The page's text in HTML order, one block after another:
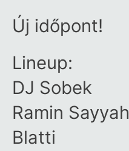
Új időpont!
Lineup:
DJ Sobek
Ramin Sayyah
Blatti